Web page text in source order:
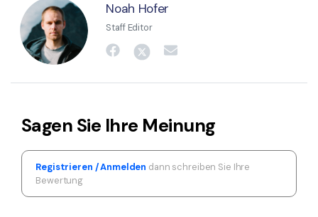
Noah Hofer
Staff Editor
Sagen Sie Ihre Meinung
Registrieren / Anmelden dann schreiben Sie Ihre
Bewertung